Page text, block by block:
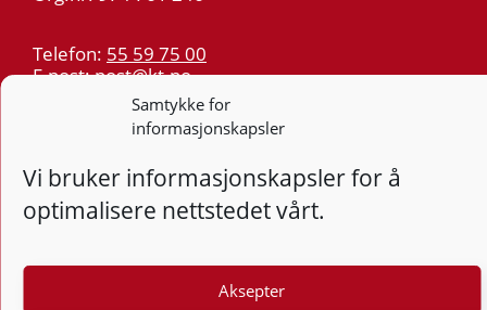
Samtykke for
informasjonskapsler
Vi bruker informasjonskapsler for å
optimalisere nettstedet vårt.
Aksepter
Telefon: 55 59 75 00
E-post:post@kt.no
Nyhetsvarsel >>
Personvern
Tilgjengelighetserklæring